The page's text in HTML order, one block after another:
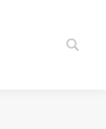
Search: